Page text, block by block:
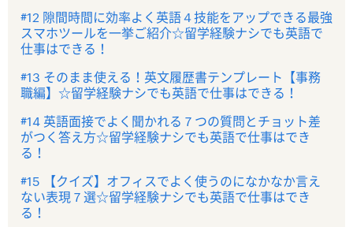
#12 隙間時間に効率よく英語４技能をアップできる最強
スマホツールを一挙ご紹介☆留学経験ナシでも英語で
仕事はできる！
#13 そのまま使える！英文履歴書テンプレート【事務
職編】☆留学経験ナシでも英語で仕事はできる！
#14 英語面接でよく聞かれる７つの質問とチョット差
がつく答え方☆留学経験ナシでも英語で仕事はでき
る！
#15 【クイズ】オフィスでよく使うのになかなか言え
ない表現７選☆留学経験ナシでも英語で仕事はでき
る！